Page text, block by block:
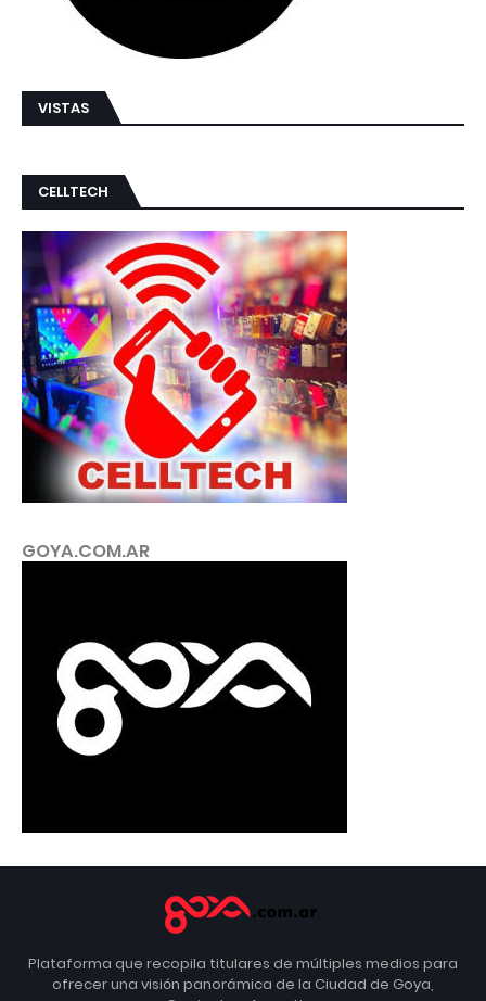
VISTAS
CELLTECH
GOYA.COM.AR
Plataforma que recopila titulares de múltiples medios para
ofrecer una visión panorámica de la Ciudad de Goya,